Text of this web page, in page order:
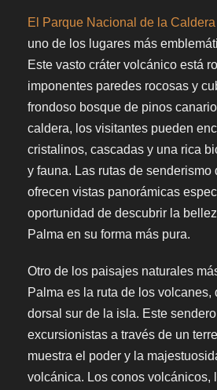
El Parque Nacional de la
uno de los lugares más
Este vasto cráter volcánico está
imponentes paredes rocosas y
frondoso bosque de pinos
caldera, los visitantes pueden
cristalinos, cascadas y una rica
y fauna. Las rutas de senderismo
ofrecen vistas panorámicas
oportunidad de descubrir la
Palma en su forma más pura.
Otro de los paisajes naturales
Palma es la ruta de los volcanes,
dorsal sur de la isla. Este
excursionistas a través de un
muestra el poder y la
volcánica. Los conos volcánicos,